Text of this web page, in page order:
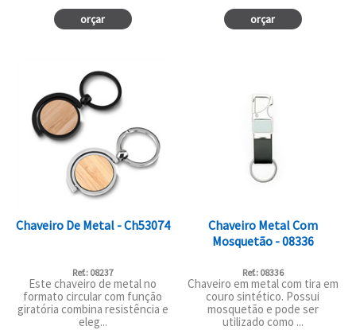
orçar orçar
Chaveiro De Metal - Ch53074
Ref.: 08237
Este chaveiro de metal no
formato circular com função
giratória combina resistência e
eleg...
Chaveiro Metal Com
Mosquetão - 08336
Ref.: 08336
Chaveiro em metal com tira em
couro sintético. Possui
mosquetão e pode ser
utilizado como ...